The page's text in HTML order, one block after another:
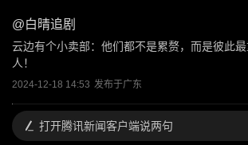
@白晴追剧
云边有个小卖部：他们都不是累赘，而是彼此
人！
2024-12-18 14:53 发布于广东
打开腾讯新闻客户端说两句